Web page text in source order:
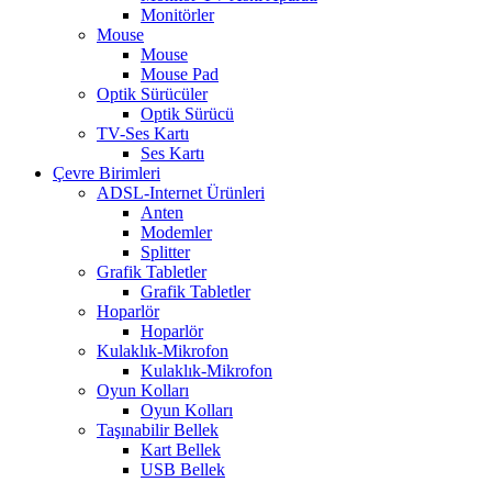
Monitörler
Mouse
Mouse
Mouse Pad
Optik Sürücüler
Optik Sürücü
TV-Ses Kartı
Ses Kartı
Çevre Birimleri
ADSL-Internet Ürünleri
Anten
Modemler
Splitter
Grafik Tabletler
Grafik Tabletler
Hoparlör
Hoparlör
Kulaklık-Mikrofon
Kulaklık-Mikrofon
Oyun Kolları
Oyun Kolları
Taşınabilir Bellek
Kart Bellek
USB Bellek